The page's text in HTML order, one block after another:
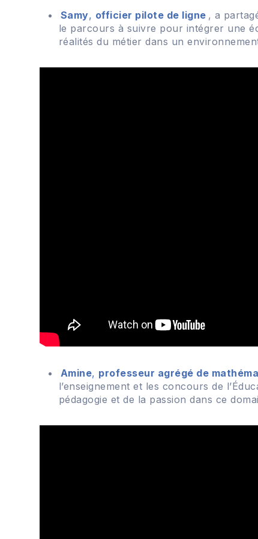
Samy, officier pilote de ligne , a
le parcours à suivre pour intégrer une
réalités du métier dans un
Amine, professeur agrégé de
l’enseignement et les concours de
pédagogie et de la passion dans ce